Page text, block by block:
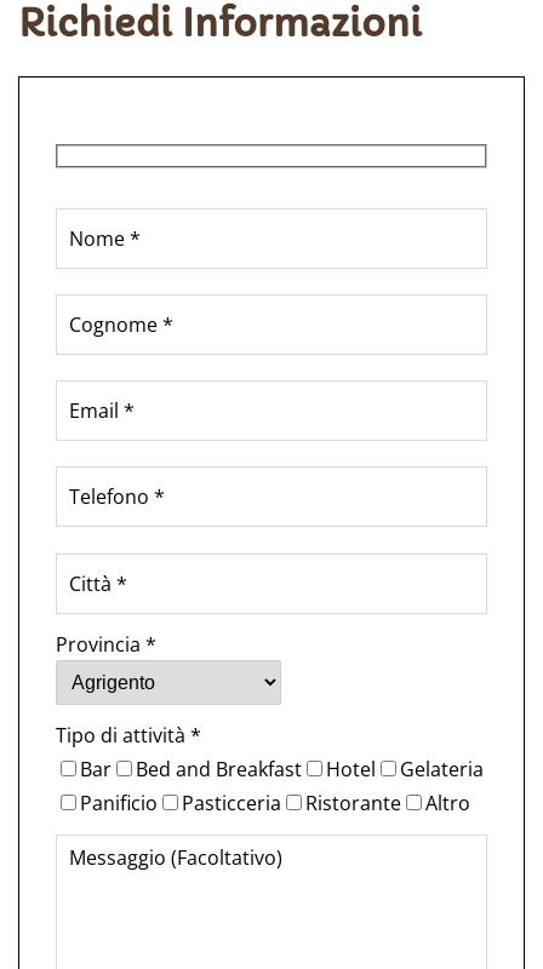
Richiedi Informazioni
Provincia *
Tipo di attività *
Bar
Bed and Breakfast Hotel
Gelateria
Panificio
Pasticceria Ristorante Altro